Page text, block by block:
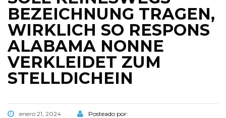
BEZEICHNUNG TRAGEN,
WIRKLICH SO RESPONS
ALABAMA NONNE
VERKLEIDET ZUM
STELLDICHEIN
enero 21, 2024 Posteado por: